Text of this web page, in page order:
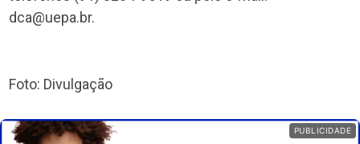
dca@uepa.br.
Foto: Divulgação
PUBLICIDADE